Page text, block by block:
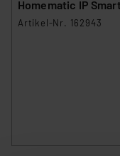
Homematic IP
Artikel-Nr. 162943